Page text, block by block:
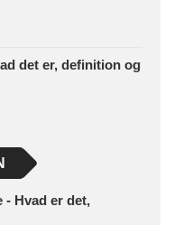
det er, definition og
- Hvad er det,